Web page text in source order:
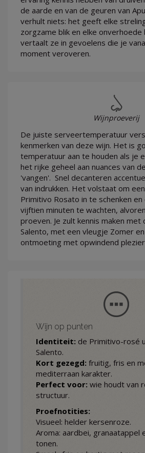
de aarde en van de geuren van
verhult niets: het geeft elke
zorgzame blik en elke onverhoede
vertaalt ze in gevoelens die je
moment veroveren.
Wijnproeverij
De juiste serveertemperatuur
kenmerken van deze wijn. Het is
temperatuur aan te houden als je
het rijke geheel aan nuances van
'vangen'. Snel decanteren
van indrukken. Het volstaat om
Primitivo Rosato in te schenken
vijftien minuten te wachten,
proeven. Je zult kennis maken met
Salento, met een vleugje Zomer
ontmoeting met opwindend
Wijn op punten
Identiteit: de Primitivo-rosé
Salento.
Kort gezegd: fruitig, fris en
mediterraan karakter.
Perfect voor: wie houdt van
structuur.
Proefnotities:
Visueel: helder kersenroze.
Aroma: aardbei, granaatappel
tonen.